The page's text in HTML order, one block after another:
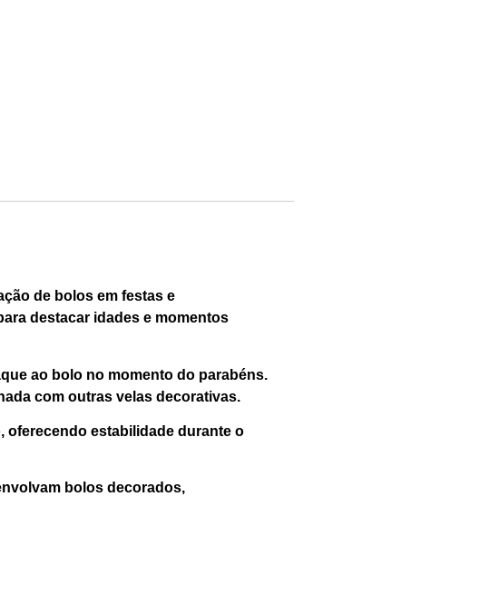
de bolos em festas e
destacar idades e momentos
ao bolo no momento do parabéns.
com outras velas decorativas.
oferecendo estabilidade durante o
bolos decorados,